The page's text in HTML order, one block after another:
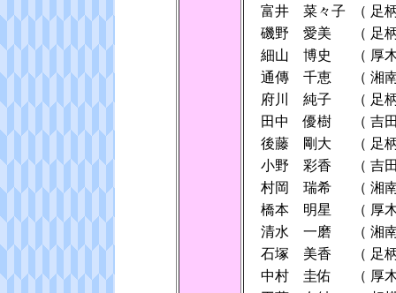
富井 菜々子
（ 足
磯野 愛美
（ 足
細山 博史
（ 厚
通傳 千恵
（ 湘
府川 純子
（ 足
田中 優樹
（ 吉
後藤 剛大
（ 足
小野 彩香
（ 吉
村岡 瑞希
（ 湘
橋本 明星
（ 厚
清水 一磨
（ 湘
石塚 美香
（ 足
中村 圭佑
（ 厚